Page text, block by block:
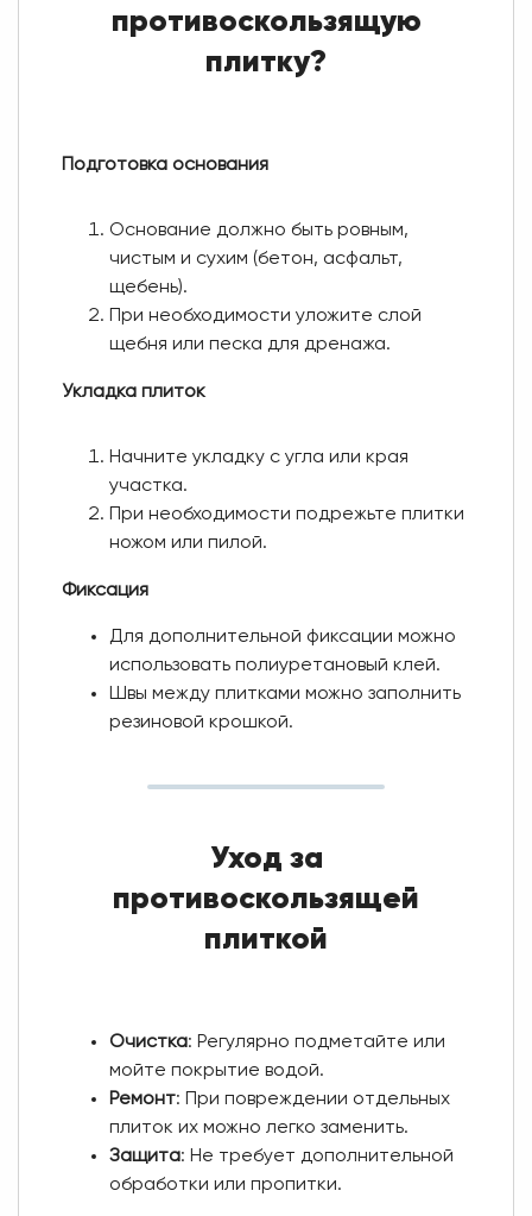
противоскользящую
плитку?
Подготовка основания
Основание должно быть ровным,
чистым и сухим (бетон, асфальт,
щебень).
При необходимости уложите слой
щебня или песка для дренажа.
Укладка плиток
Начните укладку с угла или края
участка.
При необходимости подрежьте плитки
ножом или пилой.
Фиксация
Для дополнительной фиксации можно
использовать полиуретановый клей.
Швы между плитками можно заполнить
резиновой крошкой.
Уход за
противоскользящей
плиткой
Очистка: Регулярно подметайте или
мойте покрытие водой.
Ремонт: При повреждении отдельных
плиток их можно легко заменить.
Защита: Не требует дополнительной
обработки или пропитки.